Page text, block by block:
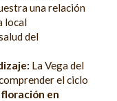
una relación
local
del
La Vega del
el ciclo
floración en